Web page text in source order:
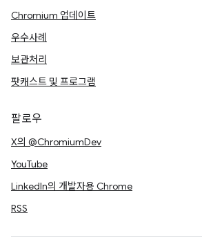
Chromium 업데이트
우수사례
보관처리
팟캐스트 및 프로그램
팔로우
X의 @ChromiumDev
YouTube
LinkedIn의 개발자용 Chrome
RSS